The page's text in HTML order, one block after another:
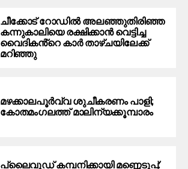
ചീക്കോട് റോഡിൽ അലഞ്ഞുതിരിഞ്ഞ
കന്നുകാലിയെ രക്ഷിക്കാൻ വെട്ടിച്ച
വൈദികൻ്റെ കാർ താഴ്ചയിലേക്ക്
മറിഞ്ഞു
മഴക്കാലപൂർവ്വ ശുചീകരണം പാളി;
കോതമംഗലത്ത് മാലിന്യക്കൂമ്പാരം
പ്ലൈവുഡ് കമ്പനിക്കായി മണ്ണെടുപ്പ്: